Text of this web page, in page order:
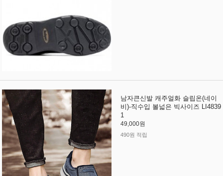
남자큰신발 캐주얼화 슬립온(네이
비)-직수입 볼넓은 빅사이즈 LI4839
1
49,000원
490원 적립